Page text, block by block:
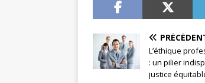
L’éthique
: un pilier
justice